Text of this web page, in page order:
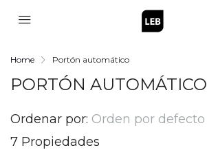
Home Portón automático
PORTÓN AUTOMÁTICO
7 Propiedades
Ordenar por: Orden por defecto